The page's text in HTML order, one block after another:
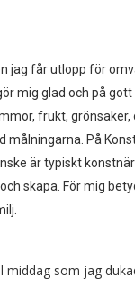
får utlopp för
mig glad och på
frukt,
På
är typiskt
skapa. För mig
som jag